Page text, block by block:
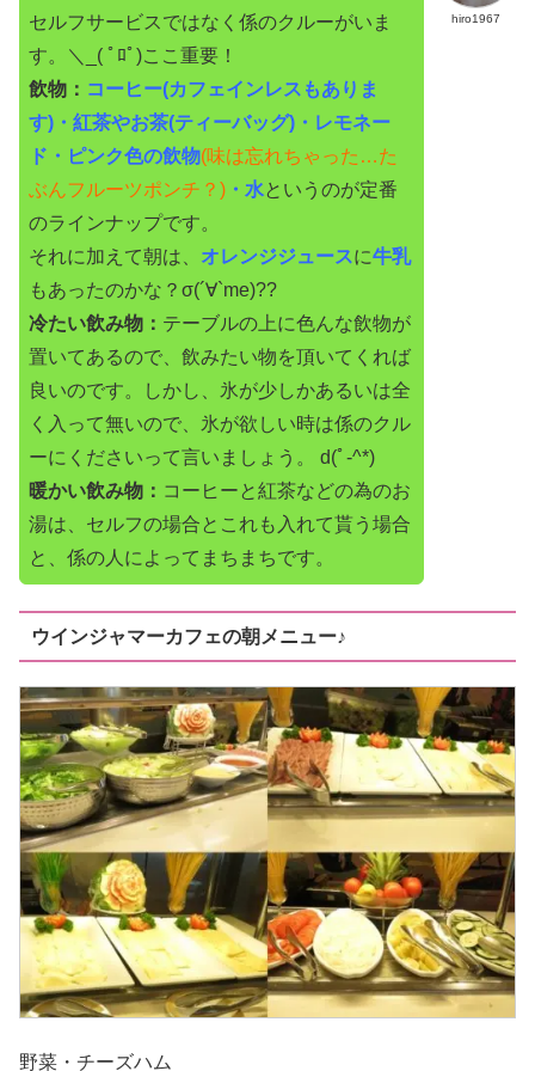
hiro1967
セルフサービスではなく係のクルーがいま
す。＼_( ﾟﾛﾟ)ここ重要！
飲物： コーヒー(カフェインレスもありま
す)・紅茶やお茶(ティーバッグ)・レモネー
ド・ピンク色の飲物(味は忘れちゃった…た
ぶんフルーツポンチ？) ・水というのが定番
のラインナップです。
それに加えて朝は、 オレンジジュースに牛乳
もあったのかな？σ(´∀`me)??
冷たい飲み物： テーブルの上に色んな飲物が
置いてあるので、飲みたい物を頂いてくれば
良いのです。しかし、氷が少しかあるいは全
く入って無いので、氷が欲しい時は係のクル
ーにくださいって言いましょう。 d(ﾟ-^*)
暖かい飲み物： コーヒーと紅茶などの為のお
湯は、セルフの場合とこれも入れて貰う場合
と、係の人によってまちまちです。
ウインジャマーカフェの朝メニュー♪
野菜・チーズハム